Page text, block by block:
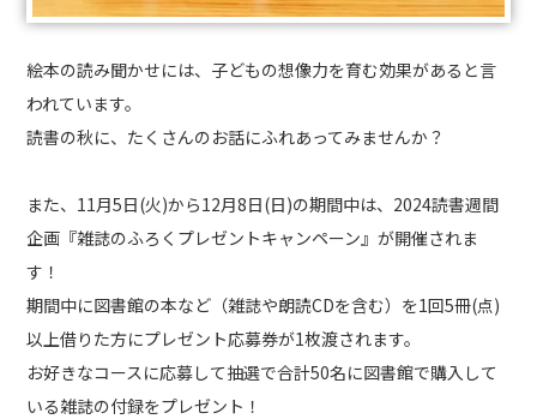
絵本の読み聞かせには、子どもの想像力を育む効果があると言
われています。
読書の秋に、たくさんのお話にふれあってみませんか？
また、11月5日(火)から12月8日(日)の期間中は、2024読書週間
企画『雑誌のふろくプレゼントキャンペーン』が開催されま
す！
期間中に図書館の本など（雑誌や朗読CDを含む）を1回5冊(点)
以上借りた方にプレゼント応募券が1枚渡されます。
お好きなコースに応募して抽選で合計50名に図書館で購入して
いる雑誌の付録をプレゼント！